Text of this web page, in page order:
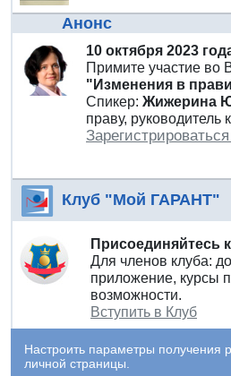
Анонс
10 октября 2023
Примите участие во
"Изменения в
Спикер: Жижерина
праву,
Клуб "Мой ГАРАНТ"
Присоединяйтесь
Для членов клуба:
приложение, курсы
возможности.
Вступить в Клуб
Настроить параметры получения
личной страницы.